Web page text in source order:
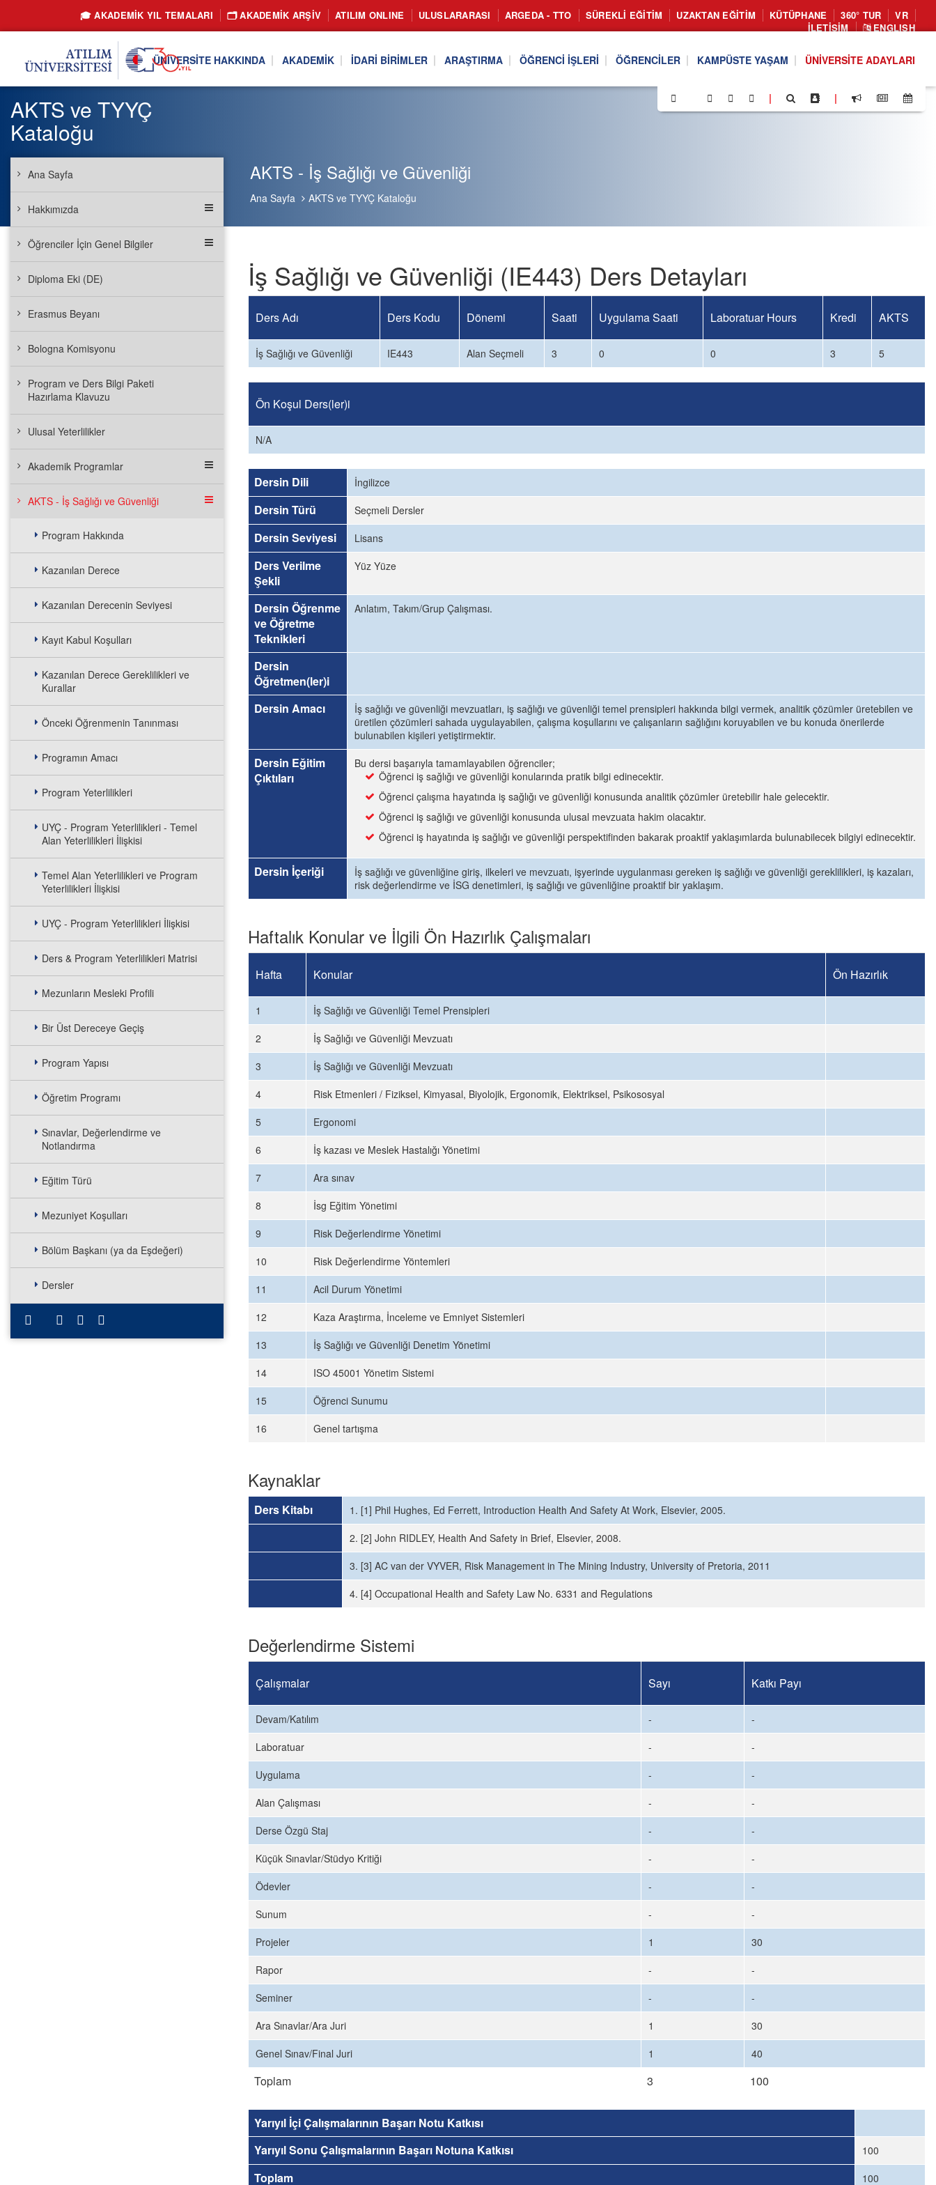
🎓 AKADEMİK YIL TEMALARI 🗂️ AKADEMIK ARŞIV ATILIM ONLINE ULUSLARARASI ARGEDA - TTO SÜREKLI EĞITIM UZAKTAN EĞITIM KÜTÜPHANE 360° TUR
VR
İLETIŞIM
ENGLISH
ÜNIVERSITE HAKKINDA AKADEMIK İDARI BIRIMLER ARAŞTIRMA ÖĞRENCI İŞLERI ÖĞRENCILER KAMPÜSTE YAŞAM ÜNIVERSITE ADAYLARI
| |
AKTS - İş Sağlığı ve Güvenliği
Ana Sayfa AKTS ve TYYÇ Kataloğu
AKTS ve TYYÇ
Kataloğu
Ana Sayfa
Hakkımızda
Öğrenciler İçin Genel Bilgiler
Diploma Eki (DE)
Erasmus Beyanı
Bologna Komisyonu
Program ve Ders Bilgi Paketi
Hazırlama Klavuzu
Ulusal Yeterlilikler
Akademik Programlar
AKTS - İş Sağlığı ve Güvenliği
Program Hakkında
Kazanılan Derece
Kazanılan Derecenin Seviyesi
Kayıt Kabul Koşulları
Kazanılan Derece Gereklilikleri ve
Kurallar
Önceki Öğrenmenin Tanınması
Programın Amacı
Program Yeterlilikleri
UYÇ - Program Yeterlilikleri - Temel
Alan Yeterlilikleri İlişkisi
Temel Alan Yeterlilikleri ve Program
Yeterlilikleri İlişkisi
UYÇ - Program Yeterlilikleri İlişkisi
Ders & Program Yeterlilikleri Matrisi
Mezunların Mesleki Profili
Bir Üst Dereceye Geçiş
Program Yapısı
Öğretim Programı
Sınavlar, Değerlendirme ve
Notlandırma
Eğitim Türü
Mezuniyet Koşulları
Bölüm Başkanı (ya da Eşdeğeri)
Dersler
İş Sağlığı ve Güvenliği (IE443) Ders Detayları
Ders Adı Ders Kodu Dönemi Saati Uygulama Saati Laboratuar Hours Kredi AKTS
İş Sağlığı ve Güvenliği IE443 Alan Seçmeli 3 0 0 3 5
Ön Koşul Ders(ler)i
N/A
Dersin Dili İngilizce
Dersin Türü Seçmeli Dersler
Dersin Seviyesi Lisans
Ders Verilme
Şekli
Yüz Yüze
Dersin Öğrenme
ve Öğretme
Teknikleri
Anlatım, Takım/Grup Çalışması.
Dersin
Öğretmen(ler)i
Dersin Amacı
İş sağlığı ve güvenliği mevzuatları, iş sağlığı ve güvenliği temel prensipleri hakkında bilgi vermek, analitik çözümler üretebilen ve
üretilen çözümleri sahada uygulayabilen, çalışma koşullarını ve çalışanların sağlığını koruyabilen ve bu konuda önerilerde
bulunabilen kişileri yetiştirmektir.
Dersin Eğitim
Çıktıları
Bu dersi başarıyla tamamlayabilen öğrenciler;
Öğrenci iş sağlığı ve güvenliği konularında pratik bilgi edinecektir.
Öğrenci çalışma hayatında iş sağlığı ve güvenliği konusunda analitik çözümler üretebilir hale gelecektir.
Öğrenci iş sağlığı ve güvenliği konusunda ulusal mevzuata hakim olacaktır.
Öğrenci iş hayatında iş sağlığı ve güvenliği perspektifinden bakarak proaktif yaklaşımlarda bulunabilecek bilgiyi edinecektir.
Dersin İçeriği
İş sağlığı ve güvenliğine giriş, ilkeleri ve mevzuatı, işyerinde uygulanması gereken iş sağlığı ve güvenliği gereklilikleri, iş kazaları,
risk değerlendirme ve İSG denetimleri, iş sağlığı ve güvenliğine proaktif bir yaklaşım.
Haftalık Konular ve İlgili Ön Hazırlık Çalışmaları
Hafta Konular Ön Hazırlık
1
İş Sağlığı ve Güvenliği Temel Prensipleri
2
İş Sağlığı ve Güvenliği Mevzuatı
3
İş Sağlığı ve Güvenliği Mevzuatı
4
Risk Etmenleri / Fiziksel, Kimyasal, Biyolojik, Ergonomik, Elektriksel, Psikososyal
5
Ergonomi
6
İş kazası ve Meslek Hastalığı Yönetimi
7
Ara sınav
8
İsg Eğitim Yönetimi
9
Risk Değerlendirme Yönetimi
10
Risk Değerlendirme Yöntemleri
11
Acil Durum Yönetimi
12
Kaza Araştırma, İnceleme ve Emniyet Sistemleri
13
İş Sağlığı ve Güvenliği Denetim Yönetimi
14
ISO 45001 Yönetim Sistemi
15
Öğrenci Sunumu
16
Genel tartışma
Kaynaklar
Ders Kitabı
1. [1] Phil Hughes, Ed Ferrett, Introduction Health And Safety At Work, Elsevier, 2005.
2. [2] John RIDLEY, Health And Safety in Brief, Elsevier, 2008.
3. [3] AC van der VYVER, Risk Management in The Mining Industry, University of Pretoria, 2011
4. [4] Occupational Health and Safety Law No. 6331 and Regulations
Değerlendirme Sistemi
Çalışmalar Sayı Katkı Payı
Devam/Katılım -
-
Laboratuar
-
-
Uygulama
-
-
Alan Çalışması
-
-
Derse Özgü Staj
-
-
Küçük Sınavlar/Stüdyo Kritiği
-
-
Ödevler
-
-
Sunum
-
-
Projeler
1
30
Rapor
-
-
Seminer
-
-
Ara Sınavlar/Ara Juri
1
30
Genel Sınav/Final Juri
1 40
Toplam 3 100
Yarıyıl İçi Çalışmalarının Başarı Notu Katkısı
Yarıyıl Sonu Çalışmalarının Başarı Notuna Katkısı
100
Toplam 100